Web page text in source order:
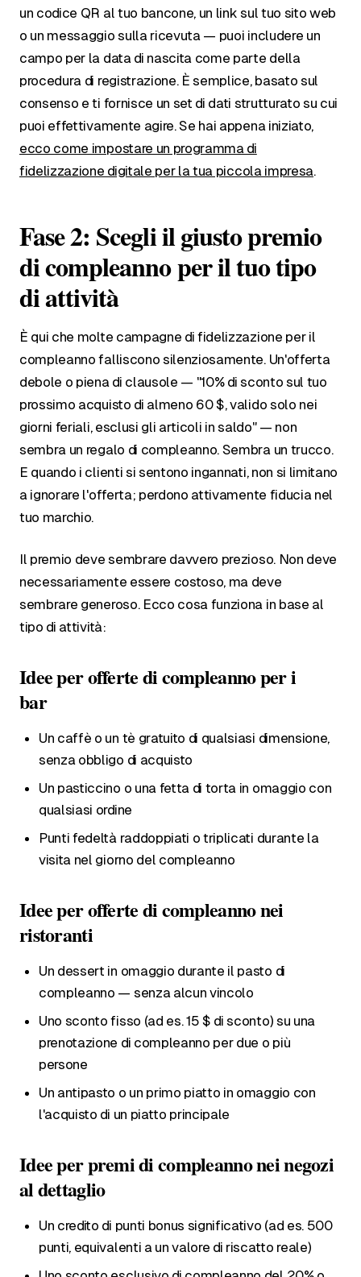
un codice QR al tuo bancone, un link sul tuo sito web
o un messaggio sulla ricevuta — puoi includere un
campo per la data di nascita come parte della
procedura di registrazione. È semplice, basato sul
consenso e ti fornisce un set di dati strutturato su cui
puoi effettivamente agire. Se hai appena iniziato,
ecco come impostare un programma di
fidelizzazione digitale per la tua piccola impresa.
Fase 2: Scegli il giusto premio
di compleanno per il tuo tipo
di attività
È qui che molte campagne di fidelizzazione per il
compleanno falliscono silenziosamente. Un'offerta
debole o piena di clausole — "10% di sconto sul tuo
prossimo acquisto di almeno 60 $, valido solo nei
giorni feriali, esclusi gli articoli in saldo" — non
sembra un regalo di compleanno. Sembra un trucco.
E quando i clienti si sentono ingannati, non si limitano
a ignorare l'offerta; perdono attivamente fiducia nel
tuo marchio.
Il premio deve sembrare davvero prezioso. Non deve
necessariamente essere costoso, ma deve
sembrare generoso. Ecco cosa funziona in base al
tipo di attività:
Idee per offerte di compleanno per i
bar
Un caffè o un tè gratuito di qualsiasi dimensione,
senza obbligo di acquisto
Un pasticcino o una fetta di torta in omaggio con
qualsiasi ordine
Punti fedeltà raddoppiati o triplicati durante la
visita nel giorno del compleanno
Idee per offerte di compleanno nei
ristoranti
Un dessert in omaggio durante il pasto di
compleanno — senza alcun vincolo
Uno sconto fisso (ad es. 15 $ di sconto) su una
prenotazione di compleanno per due o più
persone
Un antipasto o un primo piatto in omaggio con
l'acquisto di un piatto principale
Idee per premi di compleanno nei negozi
al dettaglio
Un credito di punti bonus significativo (ad es. 500
punti, equivalenti a un valore di riscatto reale)